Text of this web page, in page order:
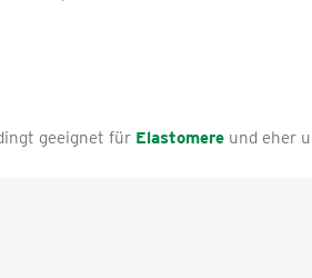
geeignet für Elastomere und eher